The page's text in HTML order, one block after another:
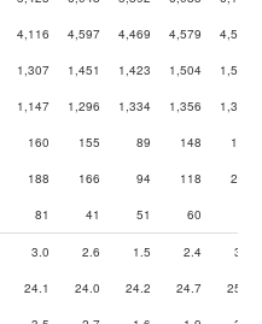
4,116 4,597 4,469 4,579 4,553
1,307 1,451 1,423 1,504 1,569
1,147 1,296 1,334 1,356 1,369
160 155 89 148 199
188 166 94 118 223
81 41 51 60
3.0 2.6 1.5 2.4 3.3
24.1 24.0 24.2 24.7 25.6